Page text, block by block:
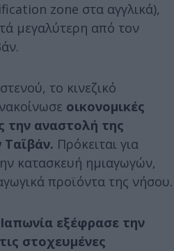
zone στα αγγλικά),
μεγαλύτερη από τον
το κινεζικό
οικονομικές
την αναστολή της
Πρόκειται για
κατασκευή ημιαγωγών,
προϊόντα της νήσου.
εξέφρασε την
στοχευμένες